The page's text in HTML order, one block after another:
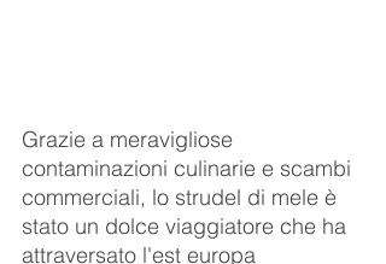
Grazie a meravigliose
contaminazioni culinarie e scambi
commerciali, lo strudel di mele è
stato un dolce viaggiatore che ha
attraversato l'est europa